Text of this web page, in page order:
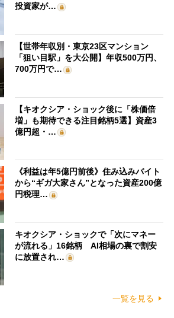
投資家が…
【世帯年収別・東京23区マンション
「狙い目駅」を大公開】年収500万円、
700万円で…
【キオクシア・ショック後に「株価倍
増」も期待できる注目銘柄5選】資産3
億円超・…
《利益は年5億円前後》住み込みバイト
から“ギガ大家さん”となった資産200億
円税理…
キオクシア・ショックで「次にマネー
が流れる」16銘柄 AI相場の裏で割安
に放置され…
一覧を見る